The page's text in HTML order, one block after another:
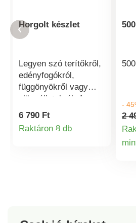
Horgolt készlet
Legyen szó terítőkről,
edényfogókról,
függönyökről vagy
plüssállatokról: A
horgolás nem nehéz
csodás, kreatív hobbi
6 790 Ft
Raktáron 8 db
-
2